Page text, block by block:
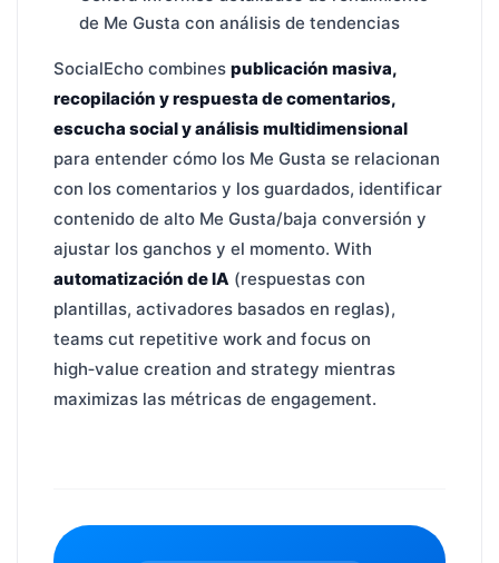
de Me Gusta con análisis de tendencias
SocialEcho combines publicación masiva,
recopilación y respuesta de comentarios,
escucha social y análisis multidimensional
para entender cómo los Me Gusta se relacionan
con los comentarios y los guardados, identificar
contenido de alto Me Gusta/baja conversión y
ajustar los ganchos y el momento. With
automatización de IA (respuestas con
plantillas, activadores basados en reglas),
teams cut repetitive work and focus on
high‑value creation and strategy mientras
maximizas las métricas de engagement.